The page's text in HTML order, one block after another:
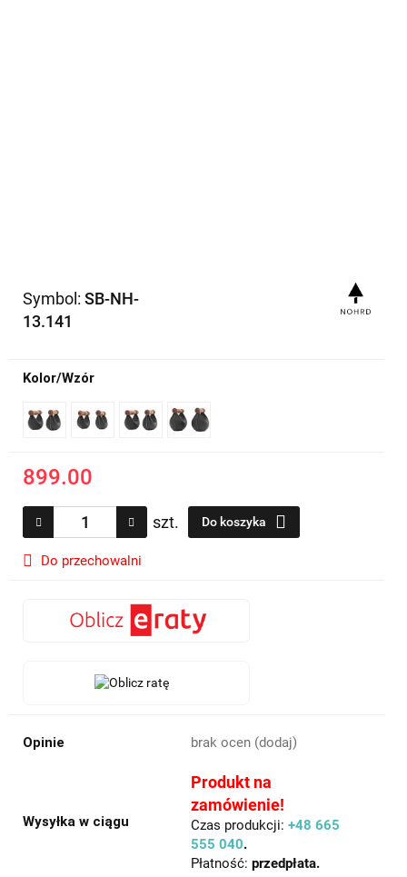
Symbol: SB-NH-
13.141
Kolor/Wzór
899.00
szt. Do koszyka
Do przechowalni
Opinie brak ocen (dodaj)
Wysyłka w ciągu
Produkt na
zamówienie!
Czas produkcji: +48 665
555 040.
Płatność: przedpłata.